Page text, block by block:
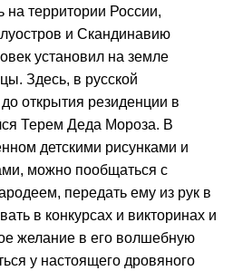
на территории России,
и Скандинавию
установил на земле
Здесь, в русской
открытия резиденции в
Терем Деда Мороза. В
детскими рисунками и
можно пообщаться с
передать ему из рук в
в конкурсах и викторинах и
желание в его волшебную
у настоящего дровяного